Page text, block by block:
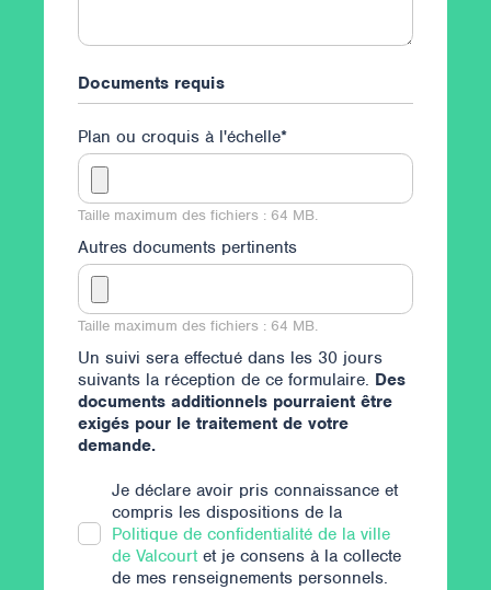
Documents requis
Plan ou croquis à l'échelle*
Taille maximum des fichiers : 64 MB.
Autres documents pertinents
Taille maximum des fichiers : 64 MB.
Un suivi sera effectué dans les 30 jours
suivants la réception de ce formulaire. Des
documents additionnels pourraient être
exigés pour le traitement de votre
demande.
Je déclare avoir pris connaissance et
compris les dispositions de la
Politique de confidentialité de la ville
de Valcourtet je consens à la collecte
de mes renseignements personnels.